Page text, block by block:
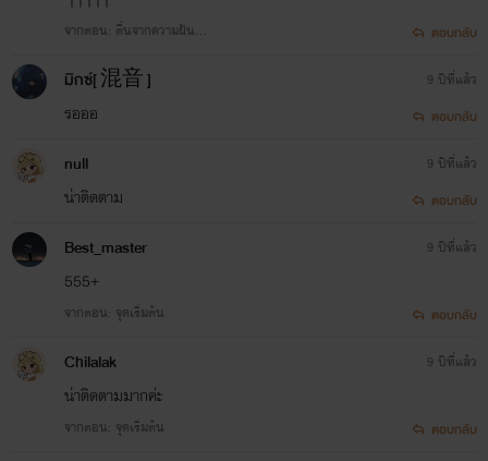
จากตอน: ตื่นจากความฝัน... ตอบกลับ
มิกซ์[ 混音 ]
รอออ
9 ปีที่แล้ว
ตอบกลับ
null
น่าติดตาม
9 ปีที่แล้ว
ตอบกลับ
Best_master
555+
จากตอน: จุดเริ่มต้น
9 ปีที่แล้ว
ตอบกลับ
Chilalak
น่าติดตามมากค่ะ
จากตอน: จุดเริ่มต้น
9 ปีที่แล้ว
ตอบกลับ